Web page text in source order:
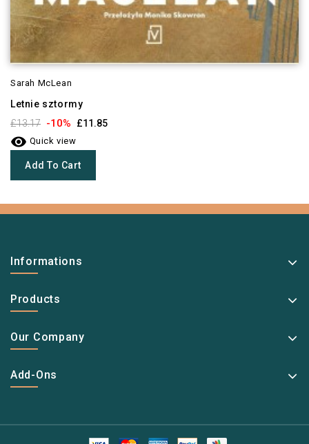
Sarah McLean
Letnie sztormy
£13.17 -10% £11.85
 Quick view
Add To Cart
Informations
Products
Our Company
Add-Ons